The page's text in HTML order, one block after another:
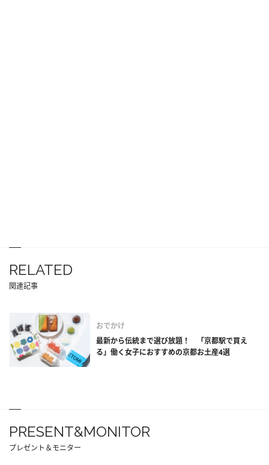
RELATED
関連記事
おでかけ
最新から伝統まで選び放題！ 「京都駅で買え
る」働く女子におすすめの京都お土産4選
PRESENT&MONITOR
プレゼント＆モニター